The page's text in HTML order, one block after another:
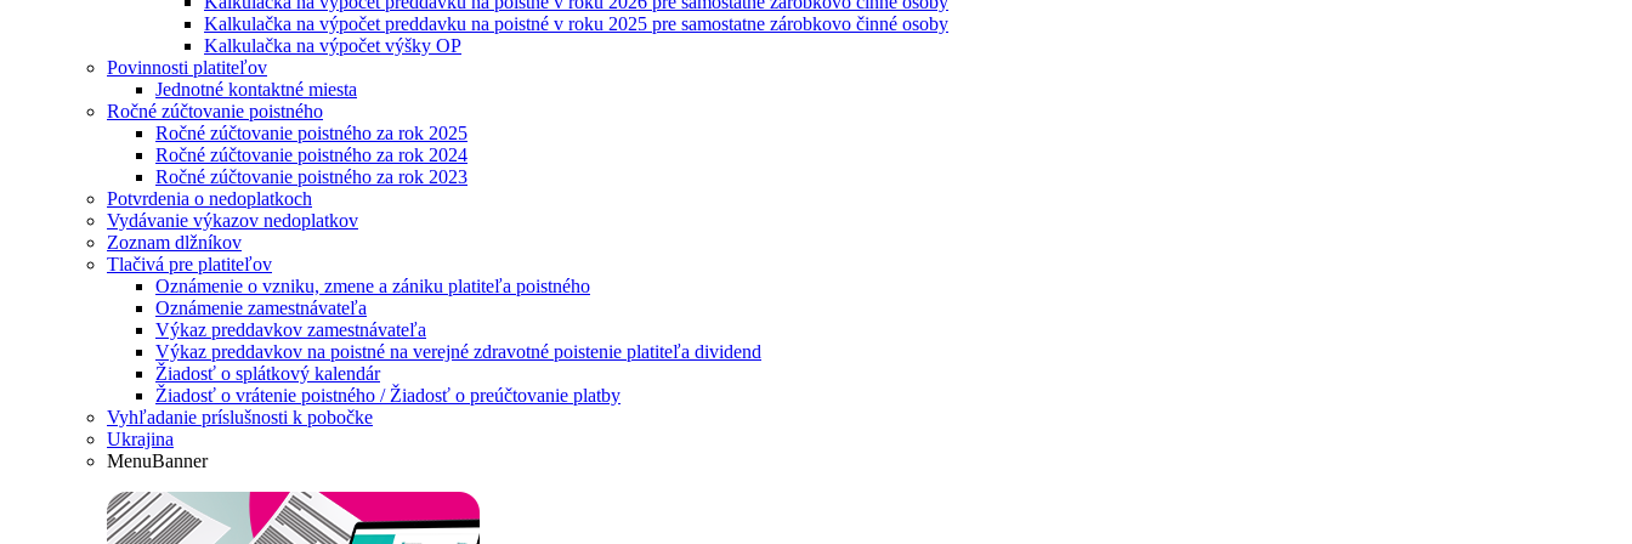
Kalkulačka na výpočet preddavku na poistné v roku 2025 pre samostatne zárobkovo činné osoby
Kalkulačka na výpočet výšky OP
Povinnosti platiteľov
Jednotné kontaktné miesta
Ročné zúčtovanie poistného
Ročné zúčtovanie poistného za rok 2025
Ročné zúčtovanie poistného za rok 2024
Ročné zúčtovanie poistného za rok 2023
Potvrdenia o nedoplatkoch
Vydávanie výkazov nedoplatkov
Zoznam dlžníkov
Tlačivá pre platiteľov
Oznámenie o vzniku, zmene a zániku platiteľa poistného
Oznámenie zamestnávateľa
Výkaz preddavkov zamestnávateľa
Výkaz preddavkov na poistné na verejné zdravotné poistenie platiteľa dividend
Žiadosť o splátkový kalendár
Žiadosť o vrátenie poistného / Žiadosť o preúčtovanie platby
Vyhľadanie príslušnosti k pobočke
Ukrajina
MenuBanner